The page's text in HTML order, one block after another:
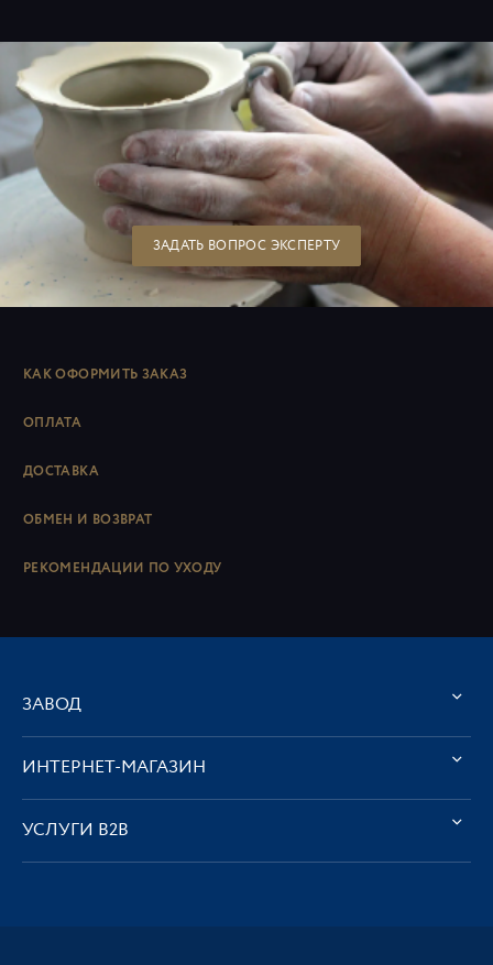
ЗАДАТЬ ВОПРОС ЭКСПЕРТУ
КАК ОФОРМИТЬ ЗАКАЗ
ОПЛАТА
ДОСТАВКА
ОБМЕН И ВОЗВРАТ
РЕКОМЕНДАЦИИ ПО УХОДУ
ЗАВОД
ИНТЕРНЕТ-МАГАЗИН
УСЛУГИ В2В